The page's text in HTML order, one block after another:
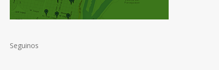
Seguinos